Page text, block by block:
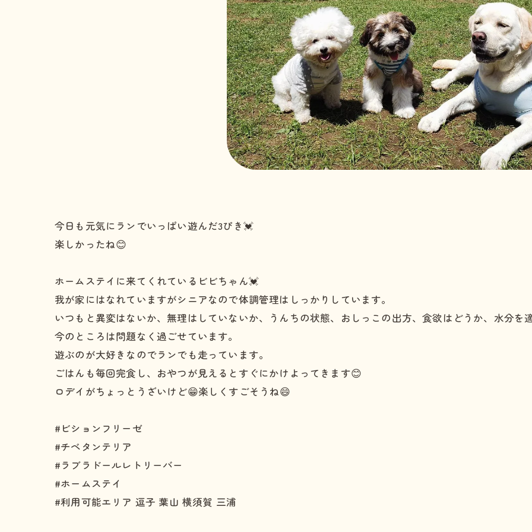
今日も元気にランでいっぱい遊んだ3ぴき💓
楽しかったね😊
ホームステイに来てくれているビビちゃん💓
我が家にはなれていますがシニアなので体調管理はしっかりしています。
いつもと異変はないか、無理はしていないか、うんちの状態、おしっこの出方、食欲はどうか、水分を
今のところは問題なく過ごせています。
遊ぶのが大好きなのでランでも走っています。
ごはんも毎回完食し、おやつが見えるとすぐにかけよってきます😊
ロデイがちょっとうざいけど😁楽しくすごそうね😄
#ビションフリーゼ
#チベタンテリア
#ラブラドールレトリーバー
#ホームステイ
#利用可能エリア 逗子 葉山 横須賀 三浦